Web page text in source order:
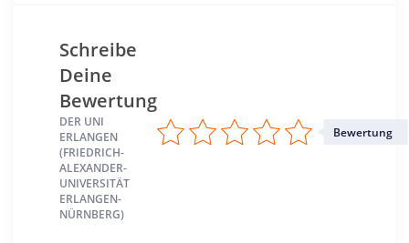
Schreibe
Deine
Bewertung
DER UNI
ERLANGEN
(FRIEDRICH-
ALEXANDER-
UNIVERSITÄT
ERLANGEN-
NÜRNBERG)
Bewertung